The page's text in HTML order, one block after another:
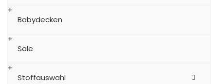
Babydecken
Sale
Stoffauswahl